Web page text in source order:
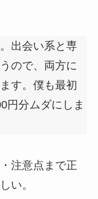
出会い系と専
ので、両方に
す。僕も最初
円分ムダにしま
注意点まで正
い。